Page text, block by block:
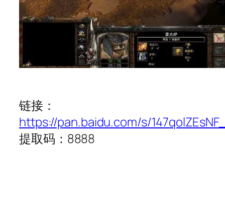
链接：
https://pan.baidu.com/s/
提取码：8888